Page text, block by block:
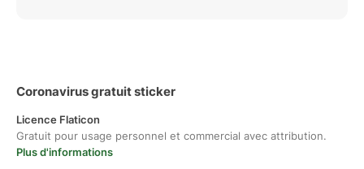
Coronavirus gratuit sticker
Licence Flaticon
Gratuit pour usage personnel et commercial avec attribution.
Plus d'informations